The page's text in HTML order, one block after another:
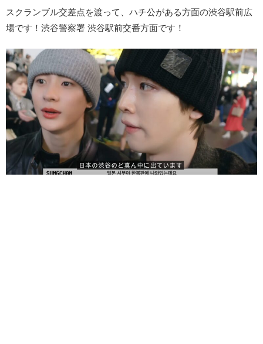
スクランブル交差点を渡って、ハチ公がある方面の渋谷駅前広
場です！渋谷警察署 渋谷駅前交番方面です！